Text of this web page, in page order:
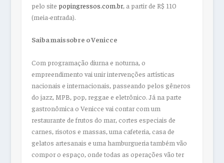
pelo site popingressos.com.br, a partir de R$ 110
(meia-entrada).
Saiba mais sobre o Venicce
Com programação diurna e noturna, o
empreendimento vai unir intervenções artísticas
nacionais e internacionais, passeando pelos gêneros
do jazz, MPB, pop, reggae e eletrônico. Já na parte
gastronômica o Venicce vai contar com um
restaurante de frutos do mar, cortes especiais de
carnes, risotos e massas, uma cafeteria, casa de
gelatos artesanais e uma hamburgueria também vão
compor o espaço, onde todas as operações vão ter